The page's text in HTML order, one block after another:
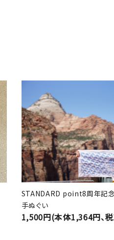
STANDARD point8周年記
手ぬぐい
1,500円(本体1,364円、